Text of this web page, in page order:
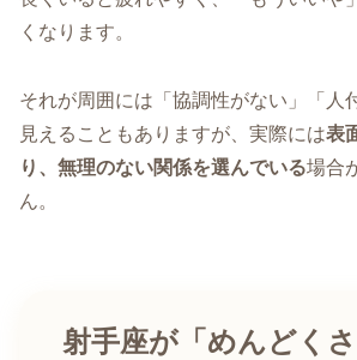
くなります。
それが周囲には「協調性がない」「人
見えることもありますが、実際には表
り、無理のない関係を選んでいる場合
ん。
射手座が「めんどく